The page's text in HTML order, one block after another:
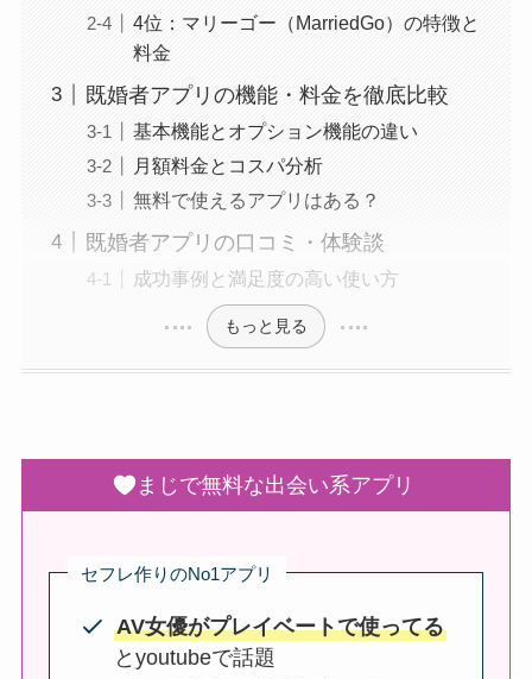
4位：マリーゴー（MarriedGo）の特徴と
料金
既婚者アプリの機能・料金を徹底比較
基本機能とオプション機能の違い
月額料金とコスパ分析
無料で使えるアプリはある？
既婚者アプリの口コミ・体験談
成功事例と満足度の高い使い方
もっと見る
まじで無料な出会い系アプリ
セフレ作りのNo1アプリ
AV女優がプレイベートで使ってる
とyoutubeで話題